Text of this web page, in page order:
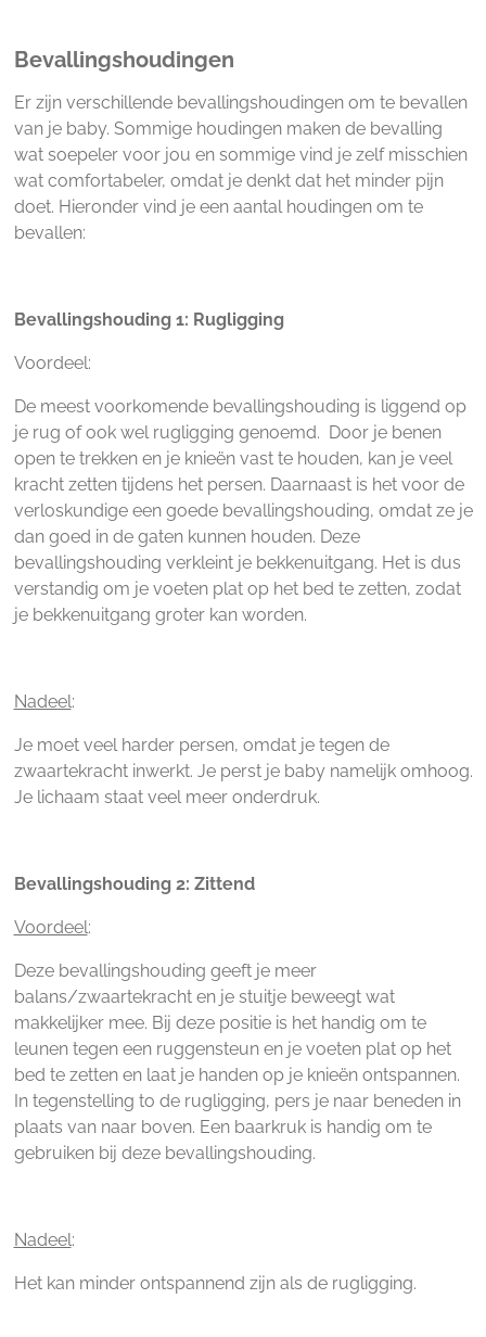
Bevallingshoudingen
Er zijn verschillende bevallingshoudingen om te bevallen
van je baby. Sommige houdingen maken de bevalling
wat soepeler voor jou en sommige vind je zelf misschien
wat comfortabeler, omdat je denkt dat het minder pijn
doet. Hieronder vind je een aantal houdingen om te
bevallen:
Bevallingshouding 1: Rugligging
Voordeel:
De meest voorkomende bevallingshouding is liggend op
je rug of ook wel rugligging genoemd. Door je benen
open te trekken en je knieën vast te houden, kan je veel
kracht zetten tijdens het persen. Daarnaast is het voor de
verloskundige een goede bevallingshouding, omdat ze je
dan goed in de gaten kunnen houden. Deze
bevallingshouding verkleint je bekkenuitgang. Het is dus
verstandig om je voeten plat op het bed te zetten, zodat
je bekkenuitgang groter kan worden.
Nadeel:
Je moet veel harder persen, omdat je tegen de
zwaartekracht inwerkt. Je perst je baby namelijk omhoog.
Je lichaam staat veel meer onderdruk.
Bevallingshouding 2: Zittend
Voordeel:
Deze bevallingshouding geeft je meer
balans/zwaartekracht en je stuitje beweegt wat
makkelijker mee. Bij deze positie is het handig om te
leunen tegen een ruggensteun en je voeten plat op het
bed te zetten en laat je handen op je knieën ontspannen.
In tegenstelling to de rugligging, pers je naar beneden in
plaats van naar boven. Een baarkruk is handig om te
gebruiken bij deze bevallingshouding.
Nadeel:
Het kan minder ontspannend zijn als de rugligging.